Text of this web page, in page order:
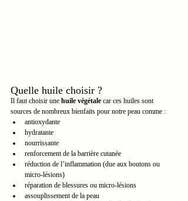
Quelle huile choisir ?
Il faut choisir une huile végétale car ces huiles sont
sources de nombreux bienfaits pour notre peau comme :
antioxydante
hydratante
nourrissante
renforcement de la barrière cutanée
réduction de l’inflammation (due aux boutons ou
micro-lésions)
réparation de blessures ou micro-lésions
assouplissement de la peau